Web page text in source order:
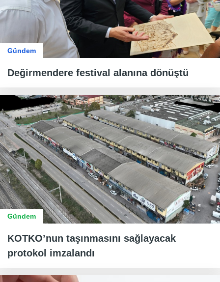
Gündem
Değirmendere festival alanına dönüştü
Gündem
KOTKO’nun taşınmasını sağlayacak
protokol imzalandı